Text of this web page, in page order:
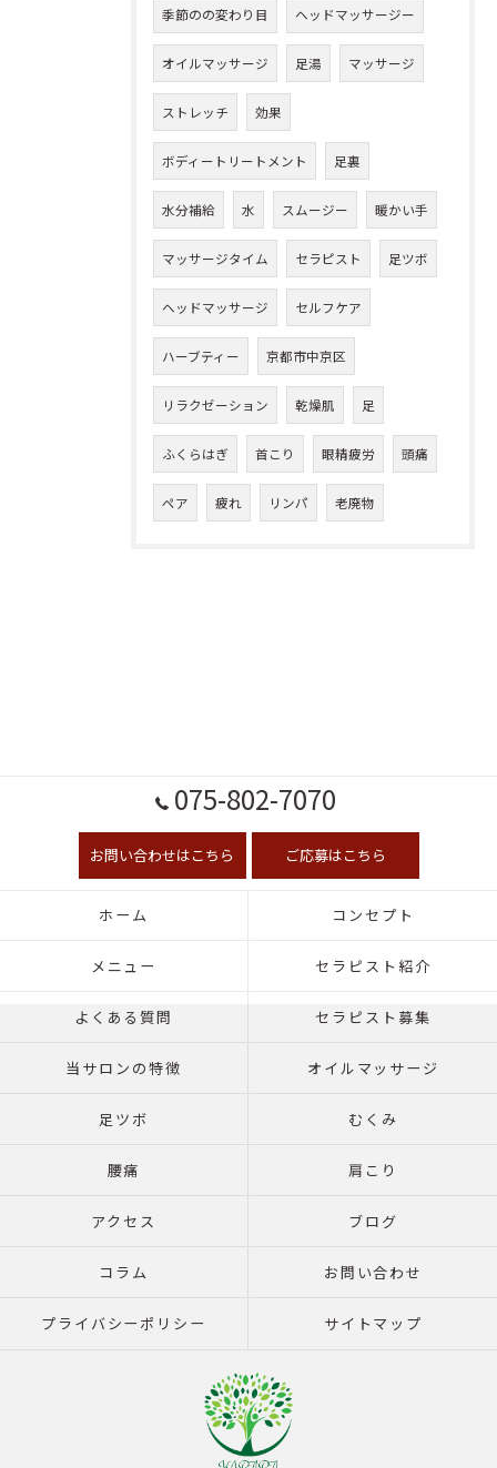
季節のの変わり目 ヘッドマッサージー
オイルマッサージ 足湯 マッサージ
ストレッチ 効果
ボディートリートメント 足裏
水分補給 水 スムージー 暖かい手
マッサージタイム セラピスト 足ツボ
ヘッドマッサージ セルフケア
ハーブティー 京都市中京区
リラクゼーション 乾燥肌 足
ふくらはぎ 首こり 眼精疲労 頭痛
ペア 疲れ リンパ 老廃物
075-802-7070
お問い合わせはこちら ご応募はこちら
ホーム コンセプト
メニュー セラピスト紹介
よくある質問 セラピスト募集
当サロンの特徴 オイルマッサージ
足ツボ むくみ
腰痛 肩こり
アクセス ブログ
コラム お問い合わせ
プライバシーポリシー サイトマップ